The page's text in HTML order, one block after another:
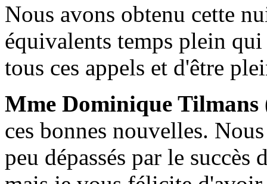
Nous avons obtenu cette
équivalents temps plein
tous ces appels et d'être
Mme Dominique Tilmans
ces bonnes nouvelles.
peu dépassés par le